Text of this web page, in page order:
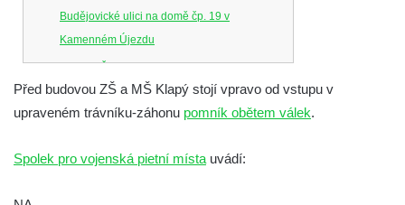
Budějovické ulici na domě čp. 19 v
Kamenném Újezdu
Kenotaf Šimona Valhy na starém hřbitově v
Kamenném Újezdě
Kenotaf Václava B. Hájka na starém
Pomník obětem válek na Náměstí v
Před budovou ZŠ a MŠ Klapý stojí vpravo od vstupu v
upraveném trávníku-záhonu pomník obětem válek.
Spolek pro vojenská pietní místa uvádí: